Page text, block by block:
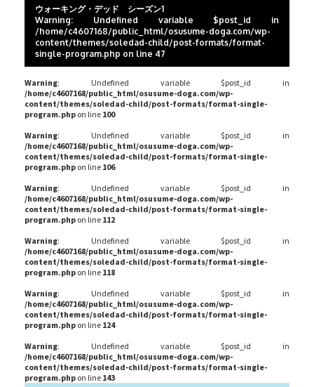
ウォーキング・デッド シーズン1
Warning: Undefined variable $post_id in
/home/c4607168/public_html/osusume-doga.com/wp-
content/themes/soledad-child/post-formats/format-
single-program.php on line 47
Warning: Undefined variable $post_id in
/home/c4607168/public_html/osusume-doga.com/wp-
content/themes/soledad-child/post-formats/format-single-
program.php on line 100
Warning: Undefined variable $post_id in
/home/c4607168/public_html/osusume-doga.com/wp-
content/themes/soledad-child/post-formats/format-single-
program.php on line 106
Warning: Undefined variable $post_id in
/home/c4607168/public_html/osusume-doga.com/wp-
content/themes/soledad-child/post-formats/format-single-
program.php on line 112
Warning: Undefined variable $post_id in
/home/c4607168/public_html/osusume-doga.com/wp-
content/themes/soledad-child/post-formats/format-single-
program.php on line 118
Warning: Undefined variable $post_id in
/home/c4607168/public_html/osusume-doga.com/wp-
content/themes/soledad-child/post-formats/format-single-
program.php on line 124
Warning: Undefined variable $post_id in
/home/c4607168/public_html/osusume-doga.com/wp-
content/themes/soledad-child/post-formats/format-single-
program.php on line 143